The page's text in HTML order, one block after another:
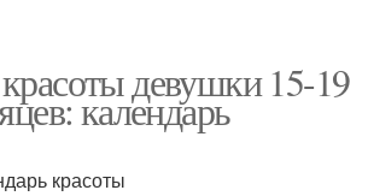
девушки 15-19
календарь
красоты